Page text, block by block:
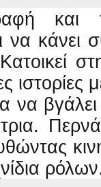
και
να κάνει
ιστορίες
να